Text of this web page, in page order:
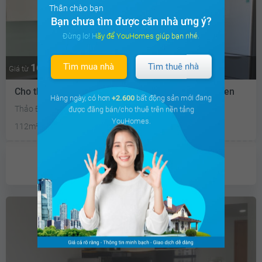
Giá từ 16.7 triệu Thương lượng
Cho thuê căn hộ chung cư Khu căn hộ Tropic Garden
Thảo Điền, Quận 2, Tp Hồ Chí Minh
112m²
Chưa có ưu đãi
Thân chào bạn
Bạn chưa tìm được căn nhà ưng ý?
Đừng lo! Hãy để YouHomes giúp bạn nhé.
Tìm mua nhà Tìm thuê nhà
Hàng ngày, có hơn +2.600 bất động sản mới đang
được đăng bán/cho thuê trên nền tảng
YouHomes.